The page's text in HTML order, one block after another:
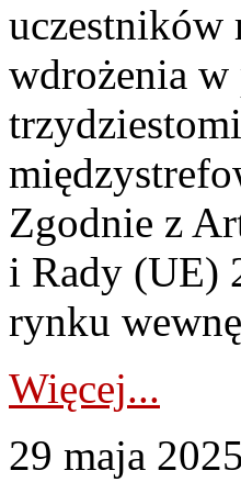
uczestników
wdrożenia
Zgodnie z
i Rady (UE)
rynku
Więcej...
29 maja